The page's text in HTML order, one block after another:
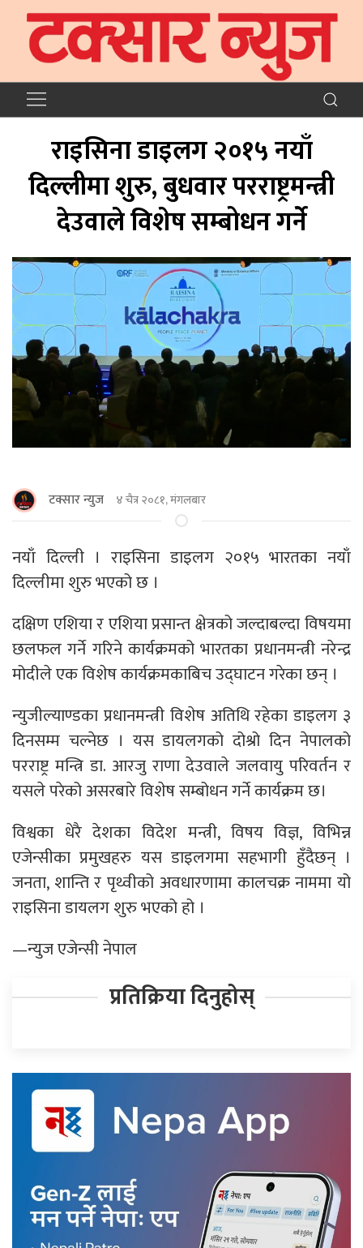
राइसिना डाइलग २०१५ नयाँ
दिल्लीमा शुरु, बुधवार परराष्ट्रमन्त्री
देउवाले विशेष सम्बोधन गर्ने
टक्सार न्युज ४ चैत्र २०८१, मंगलबार
नयाँ दिल्ली । राइसिना डाइलग २०१५ भारतका नयाँ
दिल्लीमा शुरु भएको छ ।
दक्षिण एशिया र एशिया प्रसान्त क्षेत्रको जल्दाबल्दा विषयमा
छलफल गर्ने गरिने कार्यक्रमको भारतका प्रधानमन्त्री नरेन्द्र
मोदीले एक विशेष कार्यक्रमकाबिच उद्घाटन गरेका छन् ।
न्युजील्याण्डका प्रधानमन्त्री विशेष अतिथि रहेका डाइलग ३
दिनसम्म चल्नेछ । यस डायलगको दोश्रो दिन नेपालको
परराष्ट्र मन्त्रि डा. आरजु राणा देउवाले जलवायु परिवर्तन र
यसले परेको असरबारे विशेष सम्बोधन गर्ने कार्यक्रम छ।
विश्वका धेरै देशका विदेश मन्त्री, विषय विज्ञ, विभिन्न
एजेन्सीका प्रमुखहरु यस डाइलगमा सहभागी हुँदैछन् ।
जनता, शान्ति र पृथ्वीको अवधारणामा कालचक्र नाममा यो
राइसिना डायलग शुरु भएको हो ।
—न्युज एजेन्सी नेपाल
प्रतिक्रिया दिनुहोस्